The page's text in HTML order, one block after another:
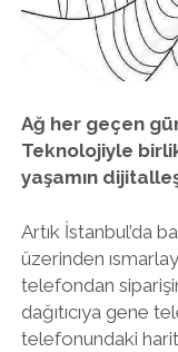
Ağ her geçen
Teknolojiyle
yaşamın
Artık İstanbul’da
üzerinden
telefondan
dağıtıcıya gene
telefonundaki